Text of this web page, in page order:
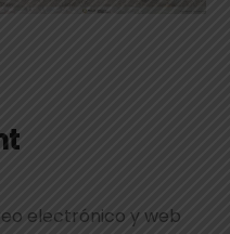
electrónico y web